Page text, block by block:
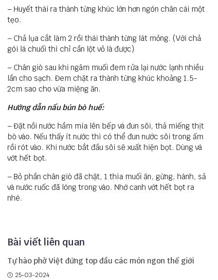
– Huyết thái ra thành từng khúc lớn hơn ngón chân cái một
tẹo.
– Chả lụa cắt làm 2 rồi thái thành từng lát mỏng. (Với chả
gói lá chuối thì chỉ cần lột vỏ là được)
– Chân giò sau khi ngâm muối đem rửa lại nước lạnh nhiều
lần cho sạch. Đem chặt ra thành từng khúc khoảng 1.5-
2cm sao cho vừa miệng ăn.
Hướng dẫn nấu bún bò huế:
– Đặt nồi nước hầm mía lên bếp và đun sôi, thả miếng thịt
bò vào. Nếu thấy ít nước thì có thể đun nước sôi trong ấm
rồi rót vào. Khi nước bắt đầu sôi sẽ xuất hiện bọt. Dùng vá
vớt hết bọt.
– Bỏ phần chân giò đã chặt, 1 thìa muối ăn, gừng, hành, sả
và nước ruốc đã lóng trong vào. Nhớ canh vớt hết bọt ra
nhé.
Bài viết liên quan
Tự hào phở Việt đứng top đầu các món ngon thế giới
25-03-2024